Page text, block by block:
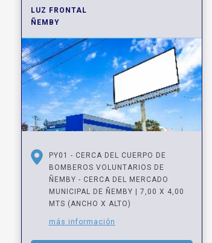
LUZ FRONTAL
ÑEMBY
PY01 - CERCA DEL CUERPO DE
BOMBEROS VOLUNTARIOS DE
ÑEMBY - CERCA DEL MERCADO
MUNICIPAL DE ÑEMBY | 7,00 X 4,00
MTS (ANCHO X ALTO)
más información